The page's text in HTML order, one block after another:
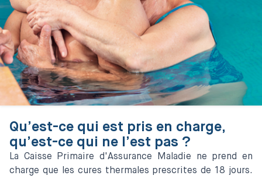
Qu’est-ce qui est pris en charge,
qu’est-ce qui ne l’est pas ?
La Caisse Primaire d'Assurance Maladie ne prend en
charge que les cures thermales prescrites de 18 jours.